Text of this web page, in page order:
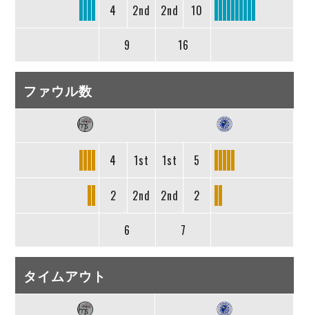
4 2nd 2nd 10
9 16
ファウル数
4 1st 1st 5
2 2nd 2nd 2
6 7
タイムアウト